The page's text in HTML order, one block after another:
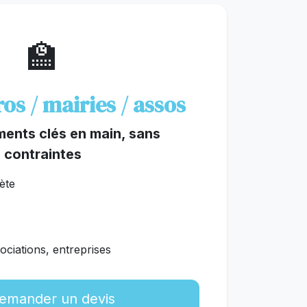
🏫
/ mairies / assos
clés en main, sans
contraintes
entreprises
un devis